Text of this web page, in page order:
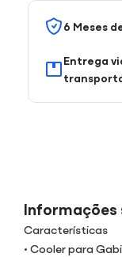
6 Meses
Entrega
Características
• Cooler para